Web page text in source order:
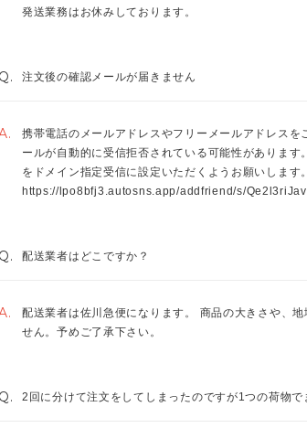
発送業務はお休みしております。
注文後の確認メールが届きません
携帯電話のメールアドレスやフリーメールアドレス
ールが自動的に受信拒否されている可能性があります
をドメイン指定受信に設定いただくようお願いします
https://lpo8bfj3.autosns.app/addfriend/s/
配送業者はどこですか？
配送業者は佐川急便になります。 商品の大きさや、
せん。予めご了承下さい。
2回に分けて注文をしてしまったのですが1つの荷物で